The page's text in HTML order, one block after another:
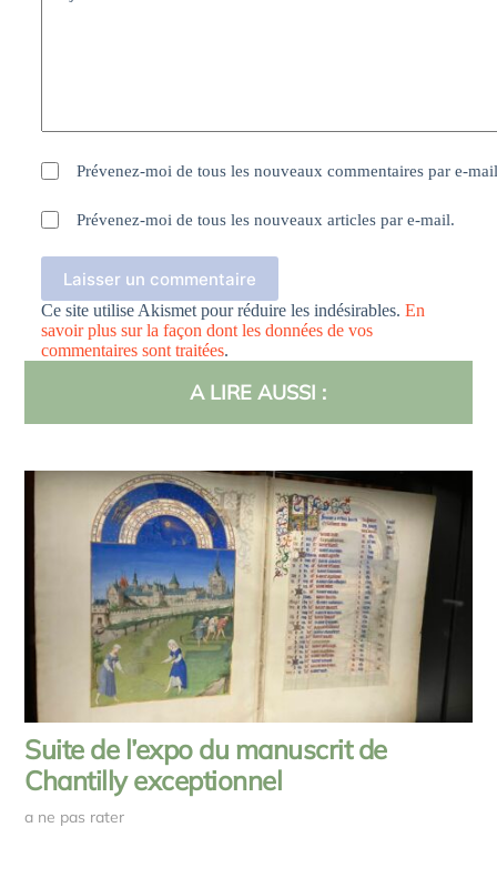
Prévenez-moi de tous les nouveaux commentaires par e-
Prévenez-moi de tous les nouveaux articles par e-mail.
Laisser un commentaire
Ce site utilise Akismet pour réduire les indésirables.En
savoir plus sur la façon dont les données de vos
commentaires sont traitées.
A LIRE AUSSI :
Suite de l’expo du manuscrit de
Chantilly exceptionnel
a ne pas rater